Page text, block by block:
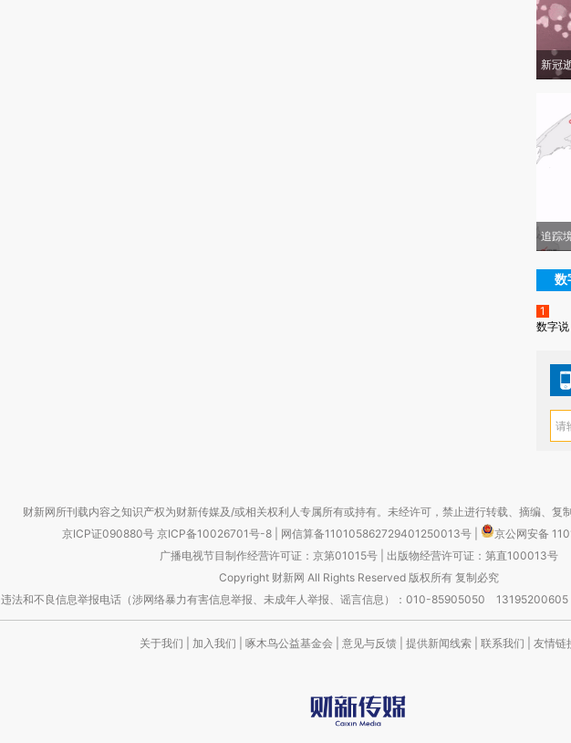
新冠
追踪
数
1
数字
财新网所刊载内容之知识产权为财新传媒及/或相关权利人专属所有或持有。未经许可，禁止进行转载、摘编、复
京ICP证090880号 京ICP备10026701号-8 网信算备110105862729401250013号
京公网安备
广播电视节目制作经营许可证：京第01015号| 出版物经营许可证：第直100013号
Copyright 财新网 All Rights Reserved 版权所有 复制必究
违法和不良信息举报电话（涉网络暴力有害信息举报、未成年人举报、谣言信息）：010-85905050
关于我们 加入我们 啄木鸟公益基金会 意见与反馈 提供新闻线索 联系我们 友情链